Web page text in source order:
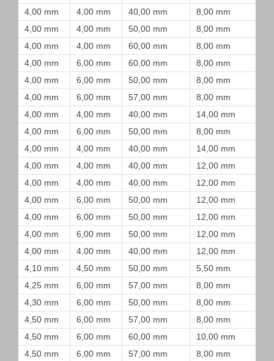
4,00 mm
4,00 mm 40,00 mm
8,00 mm
4,00 mm
4,00 mm 50,00 mm
8,00 mm
4,00 mm
4,00 mm 60,00 mm
8,00 mm
4,00 mm
6,00 mm 60,00 mm
8,00 mm
4,00 mm
6,00 mm 50,00 mm
8,00 mm
4,00 mm
6,00 mm 57,00 mm
8,00 mm
4,00 mm
4,00 mm 40,00 mm
14,00 mm
4,00 mm
6,00 mm 50,00 mm
8,00 mm
4,00 mm
4,00 mm 40,00 mm
14,00 mm
4,00 mm
4,00 mm 40,00 mm
12,00 mm
4,00 mm
4,00 mm 40,00 mm
12,00 mm
4,00 mm
6,00 mm 50,00 mm
12,00 mm
4,00 mm
6,00 mm 50,00 mm
12,00 mm
4,00 mm
6,00 mm 50,00 mm
12,00 mm
4,00 mm
4,00 mm 40,00 mm
12,00 mm
4,10 mm
4,50 mm 50,00 mm
5,50 mm
4,25 mm
6,00 mm 57,00 mm
8,00 mm
4,30 mm
6,00 mm 50,00 mm
8,00 mm
4,50 mm
6,00 mm 57,00 mm
8,00 mm
4,50 mm
6,00 mm 60,00 mm
10,00 mm
4,50 mm
6,00 mm 57,00 mm
8,00 mm